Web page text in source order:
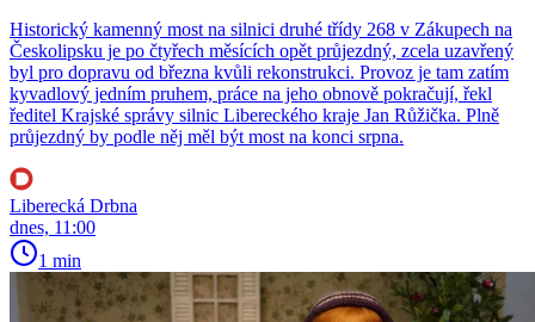
Historický kamenný most na silnici druhé třídy 268 v Zákupech na
Českolipsku je po čtyřech měsících opět průjezdný, zcela uzavřený
byl pro dopravu od března kvůli rekonstrukci. Provoz je tam zatím
kyvadlový jedním pruhem, práce na jeho obnově pokračují, řekl
ředitel Krajské správy silnic Libereckého kraje Jan Růžička. Plně
průjezdný by podle něj měl být most na konci srpna.
Liberecká Drbna
dnes, 11:00
1 min